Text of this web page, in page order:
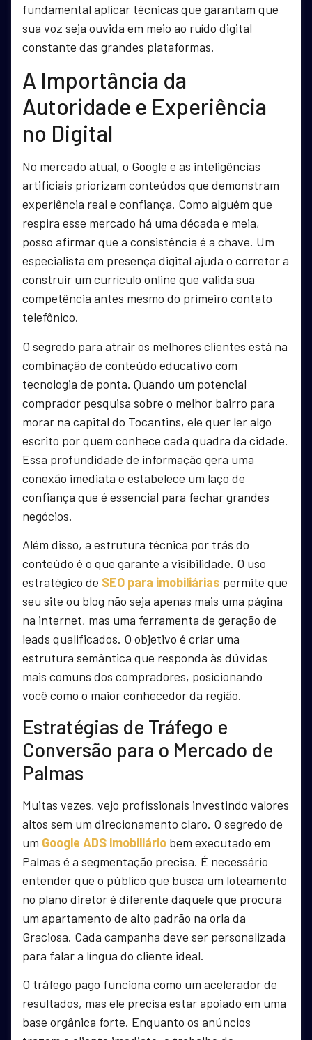
fundamental aplicar técnicas que garantam que
sua voz seja ouvida em meio ao ruído digital
constante das grandes plataformas.
A Importância da
Autoridade e Experiência
no Digital
No mercado atual, o Google e as inteligências
artificiais priorizam conteúdos que demonstram
experiência real e confiança. Como alguém que
respira esse mercado há uma década e meia,
posso afirmar que a consistência é a chave. Um
especialista em presença digital ajuda o corretor a
construir um currículo online que valida sua
competência antes mesmo do primeiro contato
telefônico.
O segredo para atrair os melhores clientes está na
combinação de conteúdo educativo com
tecnologia de ponta. Quando um potencial
comprador pesquisa sobre o melhor bairro para
morar na capital do Tocantins, ele quer ler algo
escrito por quem conhece cada quadra da cidade.
Essa profundidade de informação gera uma
conexão imediata e estabelece um laço de
confiança que é essencial para fechar grandes
negócios.
Além disso, a estrutura técnica por trás do
conteúdo é o que garante a visibilidade. O uso
estratégico de SEO para imobiliárias permite que
seu site ou blog não seja apenas mais uma página
na internet, mas uma ferramenta de geração de
leads qualificados. O objetivo é criar uma
estrutura semântica que responda às dúvidas
mais comuns dos compradores, posicionando
você como o maior conhecedor da região.
Estratégias de Tráfego e
Conversão para o Mercado de
Palmas
Muitas vezes, vejo profissionais investindo valores
altos sem um direcionamento claro. O segredo de
um Google ADS imobiliário bem executado em
Palmas é a segmentação precisa. É necessário
entender que o público que busca um loteamento
no plano diretor é diferente daquele que procura
um apartamento de alto padrão na orla da
Graciosa. Cada campanha deve ser personalizada
para falar a língua do cliente ideal.
O tráfego pago funciona como um acelerador de
resultados, mas ele precisa estar apoiado em uma
base orgânica forte. Enquanto os anúncios